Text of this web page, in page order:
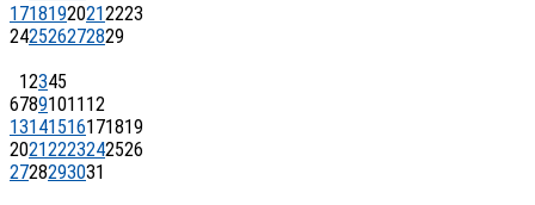
17181920212223
242526272829
12345
67891011 12
13141516171819
20212223242526
2728293031